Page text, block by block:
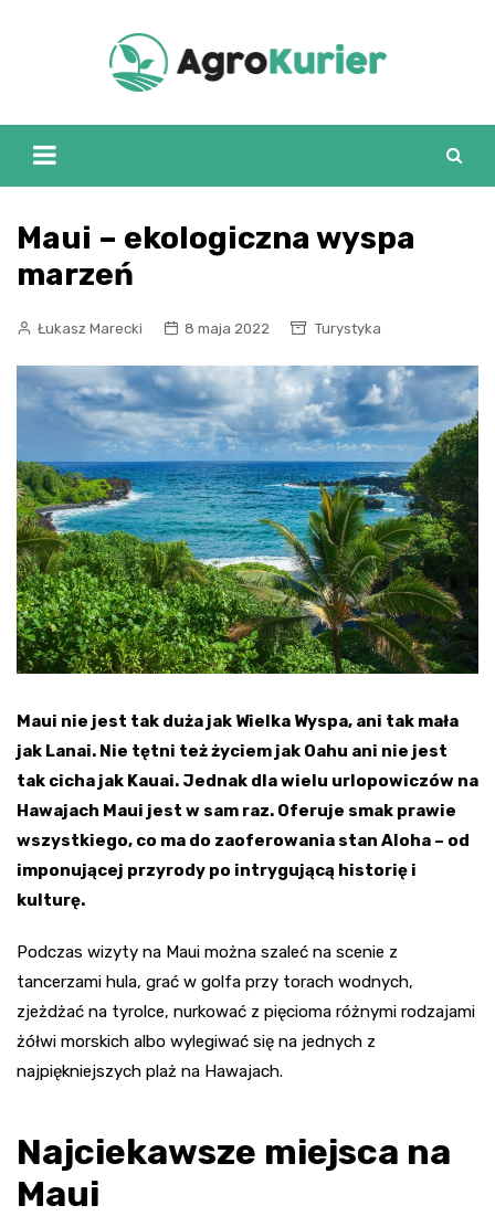
Maui – ekologiczna wyspa
marzeń
Łukasz Marecki 8 maja 2022 Turystyka
Maui nie jest tak duża jak Wielka Wyspa, ani tak mała
jak Lanai. Nie tętni też życiem jak Oahu ani nie jest
tak cicha jak Kauai. Jednak dla wielu urlopowiczów na
Hawajach Maui jest w sam raz. Oferuje smak prawie
wszystkiego, co ma do zaoferowania stan Aloha – od
imponującej przyrody po intrygującą historię i
kulturę.
Podczas wizyty na Maui można szaleć na scenie z
tancerzami hula, grać w golfa przy torach wodnych,
zjeżdżać na tyrolce, nurkować z pięcioma różnymi rodzajami
żółwi morskich albo wylegiwać się na jednych z
najpiękniejszych plaż na Hawajach.
Najciekawsze miejsca na
Maui